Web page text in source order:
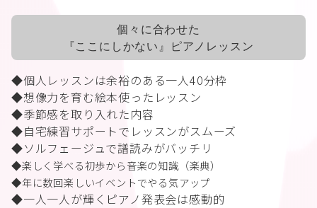
個々に合わせた
『ここにしかない』ピアノレッスン
◆個人レッスンは余裕のある一人40分枠
◆想像力を育む絵本使ったレッスン
◆季節感を取り入れた内容
◆自宅練習サポートでレッスンがスムーズ
◆ソルフェージュで譜読みがバッチリ
◆楽しく学べる初歩から音楽の知識（楽典）
◆年に数回楽しいイベントでやる気アップ
◆一人一人が輝くピアノ発表会は感動的